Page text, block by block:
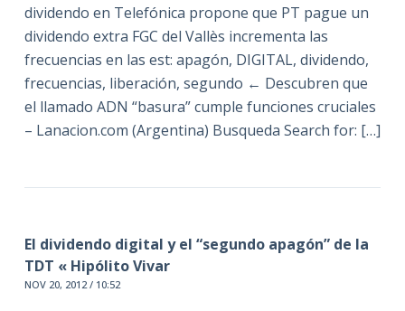
dividendo en Telefónica propone que PT pague un
dividendo extra FGC del Vallès incrementa las
frecuencias en las est: apagón, DIGITAL, dividendo,
frecuencias, liberación, segundo ← Descubren que
el llamado ADN “basura” cumple funciones cruciales
– Lanacion.com (Argentina) Busqueda Search for: […]
El dividendo digital y el “segundo apagón” de la
TDT « Hipólito Vivar
NOV 20, 2012 / 10:52